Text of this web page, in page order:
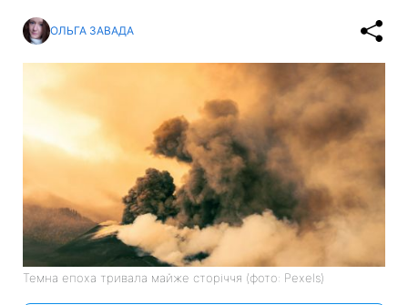
ОЛЬГА ЗАВАДА
Темна епоха тривала майже сторіччя (фото: Pexels)